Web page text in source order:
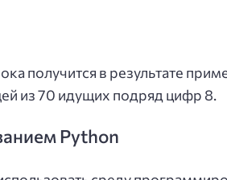
получится в результате
из 70 идущих подряд цифр 8.
Python